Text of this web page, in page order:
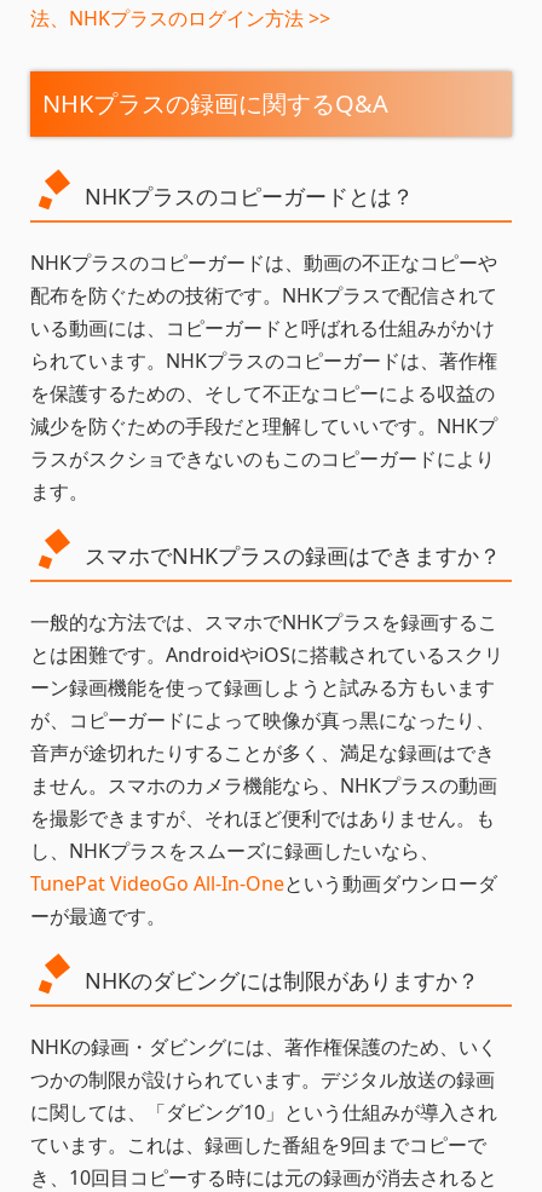
法、NHKプラスのログイン方法 >>
NHKプラスの録画に関するQ&A
NHKプラスのコピーガードとは？
NHKプラスのコピーガードは、動画の不正なコピーや
配布を防ぐための技術です。NHKプラスで配信されて
いる動画には、コピーガードと呼ばれる仕組みがかけ
られています。NHKプラスのコピーガードは、著作権
を保護するための、そして不正なコピーによる収益の
減少を防ぐための手段だと理解していいです。NHKプ
ラスがスクショできないのもこのコピーガードにより
ます。
スマホでNHKプラスの録画はできますか？
一般的な方法では、スマホでNHKプラスを録画するこ
とは困難です。AndroidやiOSに搭載されているスクリ
ーン録画機能を使って録画しようと試みる方もいます
が、コピーガードによって映像が真っ黒になったり、
音声が途切れたりすることが多く、満足な録画はでき
ません。スマホのカメラ機能なら、NHKプラスの動画
を撮影できますが、それほど便利ではありません。も
し、NHKプラスをスムーズに録画したいなら、
TunePat VideoGo All-In-Oneという動画ダウンローダ
ーが最適です。
NHKのダビングには制限がありますか？
NHKの録画・ダビングには、著作権保護のため、いく
つかの制限が設けられています。デジタル放送の録画
に関しては、「ダビング10」という仕組みが導入され
ています。これは、録画した番組を9回までコピーで
き、10回目コピーする時には元の録画が消去されると